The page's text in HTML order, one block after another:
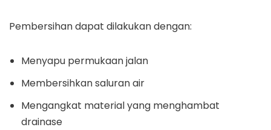
Pembersihan dapat dilakukan dengan:
Menyapu permukaan jalan
Membersihkan saluran air
Mengangkat material yang menghambat
drainase